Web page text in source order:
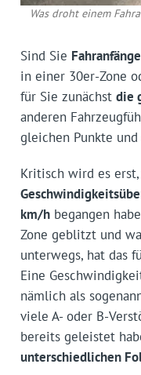
Was droht einem
Sind Sie
in einer 30er-Zone
für Sie zunächst die
anderen
gleichen Punkte
Kritisch wird es
km/hbegangen
Zone geblitzt und
unterwegs, hat das
Eine
nämlich als
viele A- oder B-
bereits geleistet
unterschiedlichen